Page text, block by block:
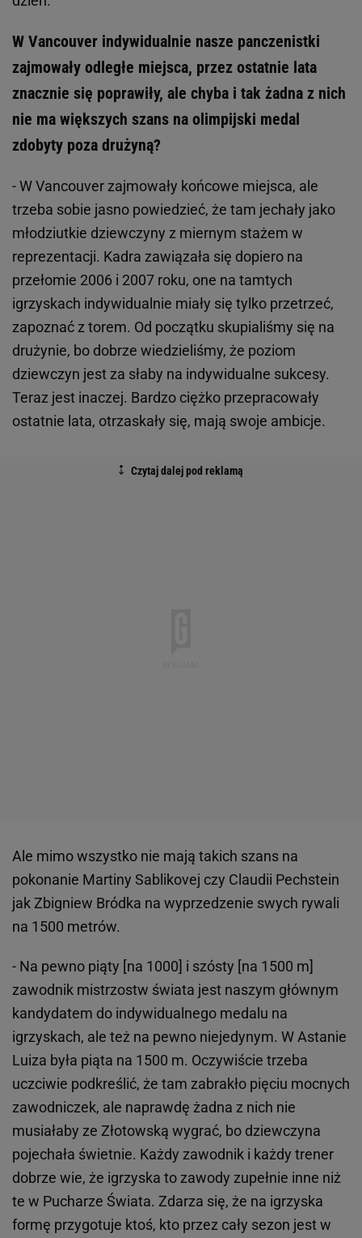
W Vancouver indywidualnie nasze panczenistki
zajmowały odległe miejsca, przez ostatnie lata
znacznie się poprawiły, ale chyba i tak żadna z nich
nie ma większych szans na olimpijski medal
zdobyty poza drużyną?
- W Vancouver zajmowały końcowe miejsca, ale
trzeba sobie jasno powiedzieć, że tam jechały jako
młodziutkie dziewczyny z miernym stażem w
reprezentacji. Kadra zawiązała się dopiero na
przełomie 2006 i 2007 roku, one na tamtych
igrzyskach indywidualnie miały się tylko przetrzeć,
zapoznać z torem. Od początku skupialiśmy się na
drużynie, bo dobrze wiedzieliśmy, że poziom
dziewczyn jest za słaby na indywidualne sukcesy.
Teraz jest inaczej. Bardzo ciężko przepracowały
ostatnie lata, otrzaskały się, mają swoje ambicje.
Ale mimo wszystko nie mają takich szans na
pokonanie Martiny Sablikovej czy Claudii Pechstein
jak Zbigniew Bródka na wyprzedzenie swych rywali
na 1500 metrów.
- Na pewno piąty [na 1000] i szósty [na 1500 m]
zawodnik mistrzostw świata jest naszym głównym
kandydatem do indywidualnego medalu na
igrzyskach, ale też na pewno niejedynym. W Astanie
Luiza była piąta na 1500 m. Oczywiście trzeba
uczciwie podkreślić, że tam zabrakło pięciu mocnych
zawodniczek, ale naprawdę żadna z nich nie
musiałaby ze Złotowską wygrać, bo dziewczyna
pojechała świetnie. Każdy zawodnik i każdy trener
dobrze wie, że igrzyska to zawody zupełnie inne niż
te w Pucharze Świata. Zdarza się, że na igrzyska
formę przygotuje ktoś, kto przez cały sezon jest w